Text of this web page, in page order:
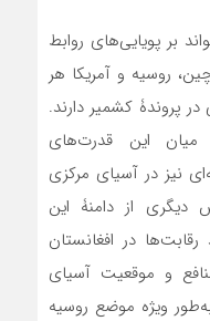
بر پویایی‌های روابط
روسیه و آمریکا هر
پروندۀ کشمیر دارند.
میان این قدرت‌های
نیز در آسیای مرکزی
از دامنۀ این
در افغانستان
و موقعیت آسیای
ویژه موضع روسیه